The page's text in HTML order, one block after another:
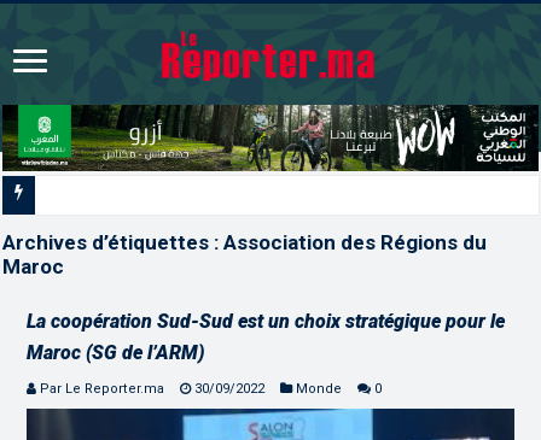
Archives d’étiquettes :Association des Régions du
Maroc
La coopération Sud-Sud est un choix stratégique pour le
Maroc (SG de l’ARM)
Par Le Reporter.ma 30/09/2022 Monde 0